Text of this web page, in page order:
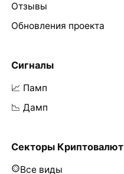
Отзывы
Обновления проекта
Сигналы
📈 Памп
📉 Дамп
Секторы Криптовалют
Все виды